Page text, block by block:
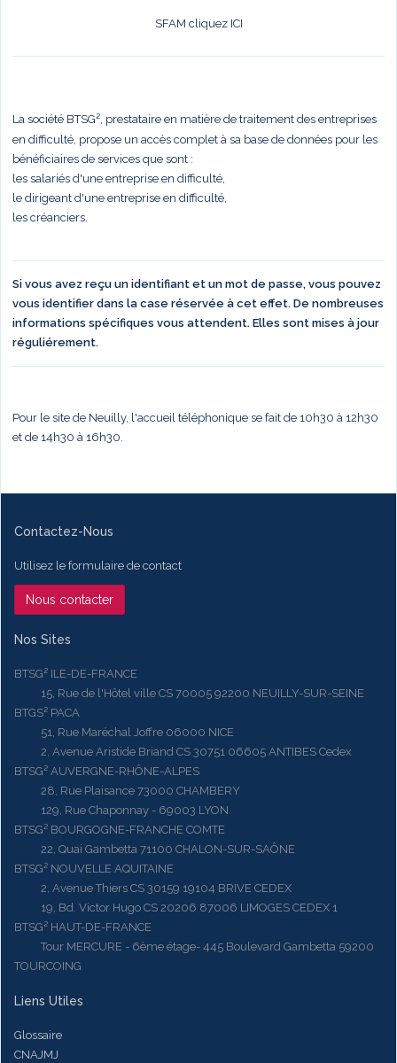
SFAM cliquez ICI
La société BTSG², prestataire en matière de traitement des entreprises
en difficulté, propose un accès complet à sa base de données pour les
bénéficiaires de services que sont :
les salariés d'une entreprise en difficulté,
le dirigeant d'une entreprise en difficulté,
les créanciers.
Si vous avez reçu un identifiant et un mot de passe, vous pouvez
vous identifier dans la case réservée à cet effet. De nombreuses
informations spécifiques vous attendent. Elles sont mises à jour
réguliérement.
Pour le site de Neuilly, l'accueil téléphonique se fait de 10h30 à 12h30
et de 14h30 à 16h30.
Contactez-Nous
Utilisez le formulaire de contact
Nous contacter
Nos Sites
BTSG² ILE-DE-FRANCE
15, Rue de l'Hôtel ville CS 70005 92200 NEUILLY-SUR-SEINE
BTGS² PACA
51, Rue Maréchal Joffre 06000 NICE
2, Avenue Aristide Briand CS 30751 06605 ANTIBES Cedex
BTSG² AUVERGNE-RHÔNE-ALPES
28, Rue Plaisance 73000 CHAMBERY
129, Rue Chaponnay - 69003 LYON
BTSG² BOURGOGNE-FRANCHE COMTE
22, Quai Gambetta 71100 CHALON-SUR-SAÔNE
BTSG² NOUVELLE AQUITAINE
2, Avenue Thiers CS 30159 19104 BRIVE CEDEX
19, Bd. Victor Hugo CS 20206 87006 LIMOGES CEDEX 1
BTSG² HAUT-DE-FRANCE
Tour MERCURE - 6ème étage- 445 Boulevard Gambetta 59200
TOURCOING
Liens Utiles
Glossaire
CNAJMJ